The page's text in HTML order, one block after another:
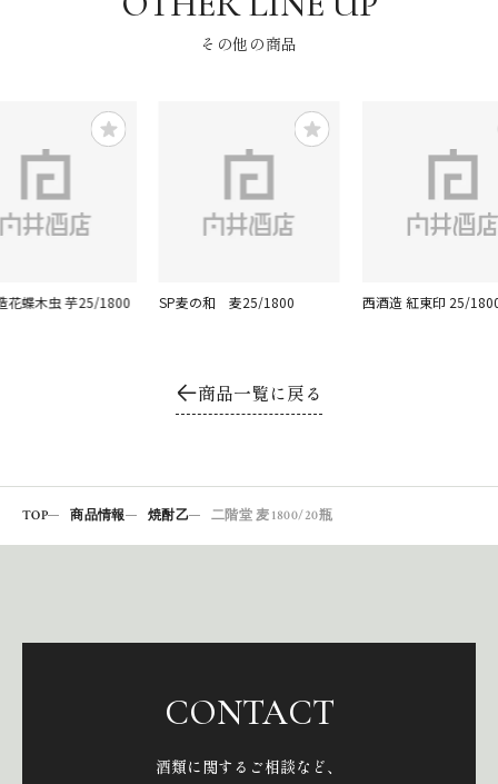
その他の商品
花蝶木虫 芋25/1800 SP麦の和 麦25/1800 西酒造 紅東印 25/
商品一覧に戻る
TOP 商品情報 焼酎乙 二階堂 麦 1800/20瓶
CONTACT
酒類に関するご相談など、